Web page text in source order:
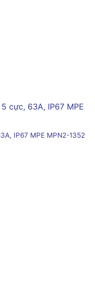
IP67 MPE MPN2-1352